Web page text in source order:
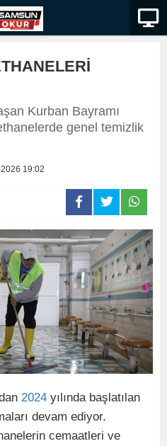
Kurban Bayramı
genel temizlik
19:02
2024 yılında başlatılan
devam ediyor.
cemaatleri ve